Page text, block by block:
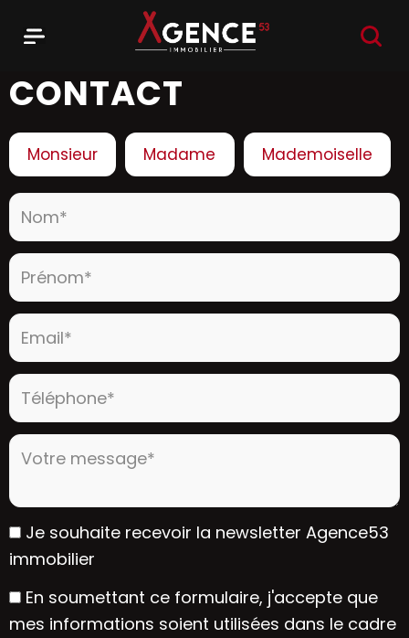
CONTACT
Civilité :
Monsieur Madame Mademoiselle
Nom* :
Prénom* :
Email* :
Téléphone* :
Votre message* :
Je souhaite recevoir la newsletter Agence53
immobilier
En soumettant ce formulaire, j'accepte que
mes informations soient utilisées dans le cadre